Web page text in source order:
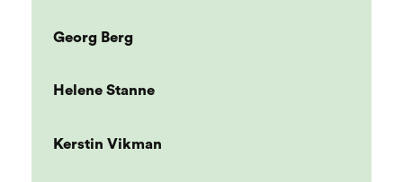
Georg Berg
Helene Stanne
Kerstin Vikman